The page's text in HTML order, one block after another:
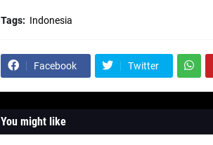
Tags: Indonesia
Facebook Twitter
You might like